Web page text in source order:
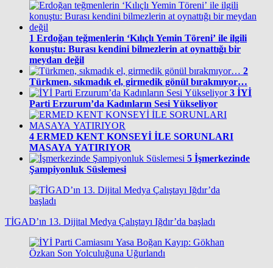
1 Erdoğan teğmenlerin ‘Kılıçlı Yemin Töreni’ ile ilgili
konuştu: Burası kendini bilmezlerin at oynattığı bir
meydan değil
2
Türkmen, sıkmadık el, girmedik gönül bırakmıyor…
3 İYİ
Parti Erzurum’da Kadınların Sesi Yükseliyor
4 ERMED KENT KONSEYİ İLE SORUNLARI
MASAYA YATIRIYOR
5 İşmerkezinde
Şampiyonluk Süslemesi
TİGAD’ın 13. Dijital Medya Çalıştayı Iğdır’da başladı